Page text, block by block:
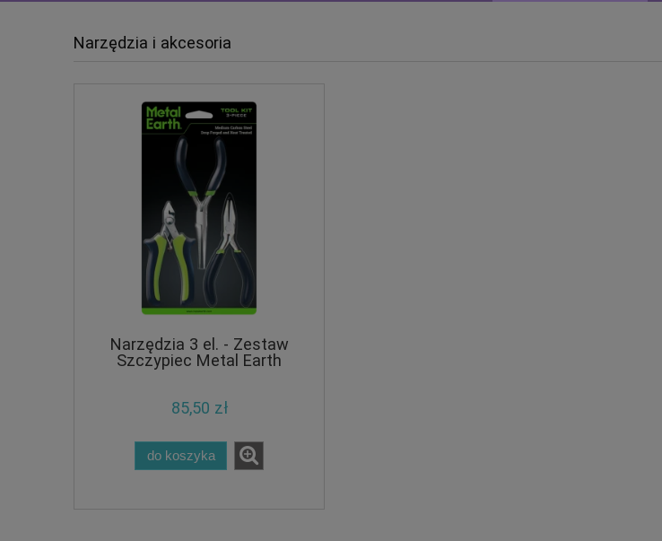
Narzędzia i akcesoria
Narzędzia 3 el. - Zestaw
Szczypiec Metal Earth
85,50 zł
do koszyka